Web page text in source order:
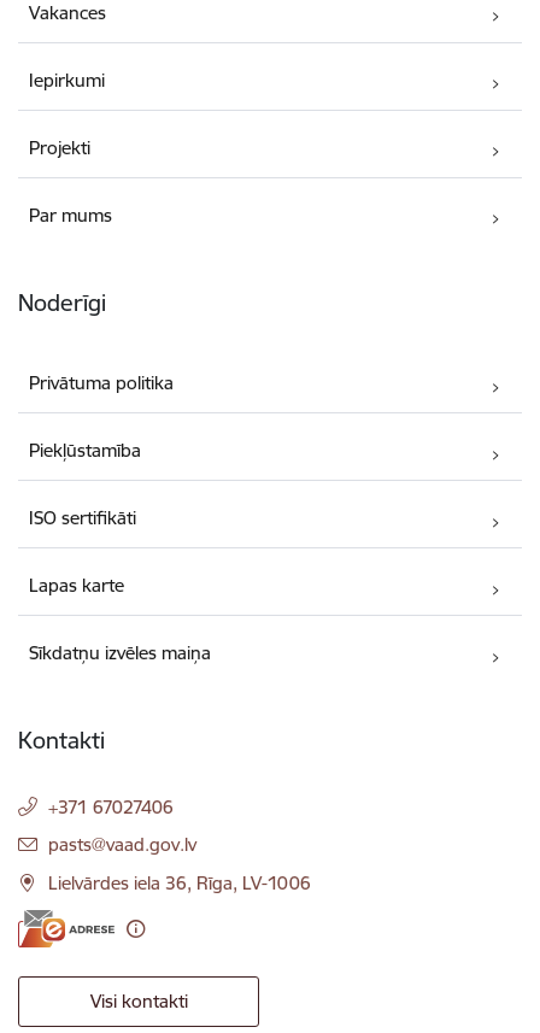
Vakances
Iepirkumi
Projekti
Par mums
Noderīgi
Privātuma politika
Piekļūstamība
ISO sertifikāti
Lapas karte
Sīkdatņu izvēles maiņa
Kontakti
+371 67027406
E-pasts:
pasts@vaad.gov.lv
Lielvārdes iela 36, Rīga, LV-1006
Visi kontakti